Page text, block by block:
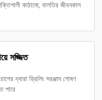
কাঠামো, বালতির জীবনকাল
সজ্জিত
দ্বারা ড্রিলিং সরঞ্জাম শোষণ
পারে